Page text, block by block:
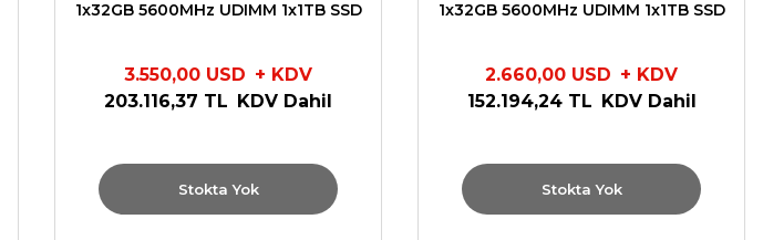
1x32GB 5600MHz UDIMM 1x1TB SSD
3.550,00 USD + KDV
203.116,37 TL KDV Dahil
Stokta Yok
1x32GB 5600MHz UDIMM 1x1TB SSD
2.660,00 USD + KDV
152.194,24 TL KDV Dahil
Stokta Yok